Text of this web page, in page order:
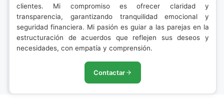
clientes. Mi compromiso es ofrecer claridad y
transparencia, garantizando tranquilidad emocional y
seguridad financiera. Mi pasión es guiar a las parejas en la
estructuración de acuerdos que reflejen sus deseos y
necesidades, con empatía y comprensión.
Contactar